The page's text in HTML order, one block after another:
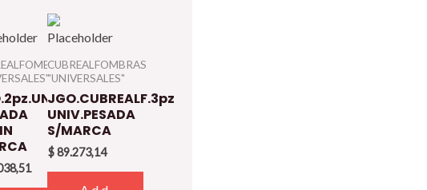
CUBREALFOMBRAS
"UNIVERSALES"
JGO.CUBREALF.3pz
UNIV.PESADA
S/MARCA
$89.273,14